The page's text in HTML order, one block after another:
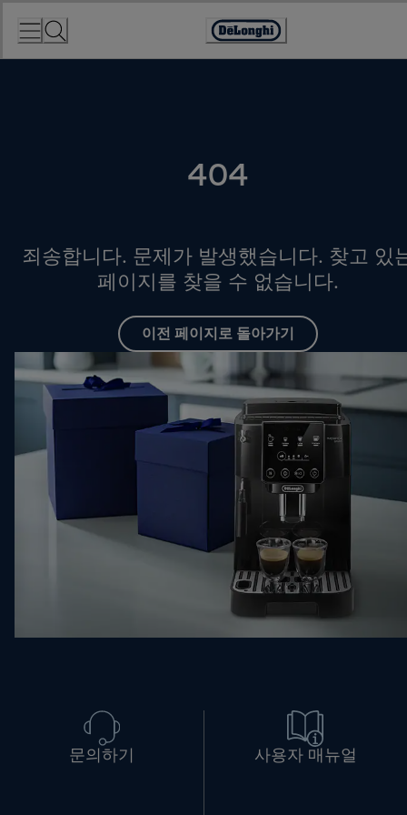
Accessibility
Statement
404
죄송합니다. 문제가 발생했습니다. 찾고 있
페이지를 찾을 수 없습니다.
이전 페이지로 돌아가기
문의하기 사용자 매뉴얼